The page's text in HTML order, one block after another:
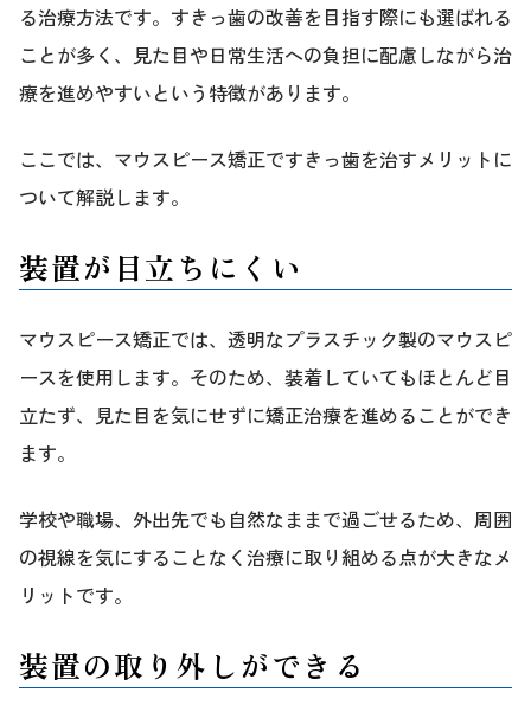
る治療方法です。すきっ歯の改善を目指す際にも選ばれる
ことが多く、見た目や日常生活への負担に配慮しながら治
療を進めやすいという特徴があります。
ここでは、マウスピース矯正ですきっ歯を治すメリットに
ついて解説します。
装置が目立ちにくい
マウスピース矯正では、透明なプラスチック製のマウスピ
ースを使用します。そのため、装着していてもほとんど目
立たず、見た目を気にせずに矯正治療を進めることができ
ます。
学校や職場、外出先でも自然なままで過ごせるため、周囲
の視線を気にすることなく治療に取り組める点が大きなメ
リットです。
装置の取り外しができる